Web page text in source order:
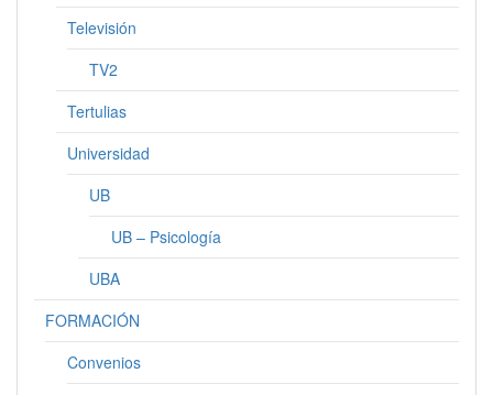
Televisión
TV2
Tertulias
Universidad
UB
UB – Psicología
UBA
FORMACIÓN
Convenios